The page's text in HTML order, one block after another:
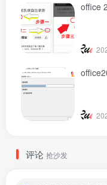
office
评论 抢沙发